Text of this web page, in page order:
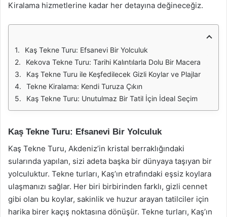
Kiralama hizmetlerine kadar her detayına değineceğiz.
Kaş Tekne Turu: Efsanevi Bir Yolculuk
Kekova Tekne Turu: Tarihi Kalıntılarla Dolu Bir Macera
Kaş Tekne Turu ile Keşfedilecek Gizli Koylar ve Plajlar
Tekne Kiralama: Kendi Turuza Çıkın
Kaş Tekne Turu: Unutulmaz Bir Tatil İçin İdeal Seçim
Kaş Tekne Turu: Efsanevi Bir Yolculuk
Kaş Tekne Turu, Akdeniz’in kristal berraklığındaki
sularında yapılan, sizi adeta başka bir dünyaya taşıyan bir
yolculuktur. Tekne turları, Kaş’ın etrafındaki eşsiz koylara
ulaşmanızı sağlar. Her biri birbirinden farklı, gizli cennet
gibi olan bu koylar, sakinlik ve huzur arayan tatilciler için
harika birer kaçış noktasına dönüşür. Tekne turları, Kaş’ın